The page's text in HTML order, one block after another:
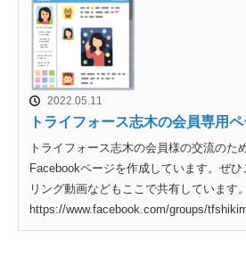
2022.05.11
トライフォース志木の会員専用
トライフォース志木の会員様の交流のた
Facebookページを作成しています。ぜ
リング動画などもここで共有しています。
https://www.facebook.com/groups/